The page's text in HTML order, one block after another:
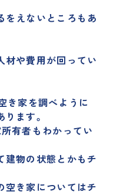
をえないところもあ
材や費用が回ってい
き家を調べように
ます。
有者もわかってい
建物の状態とかもチ
空き家についてはチ